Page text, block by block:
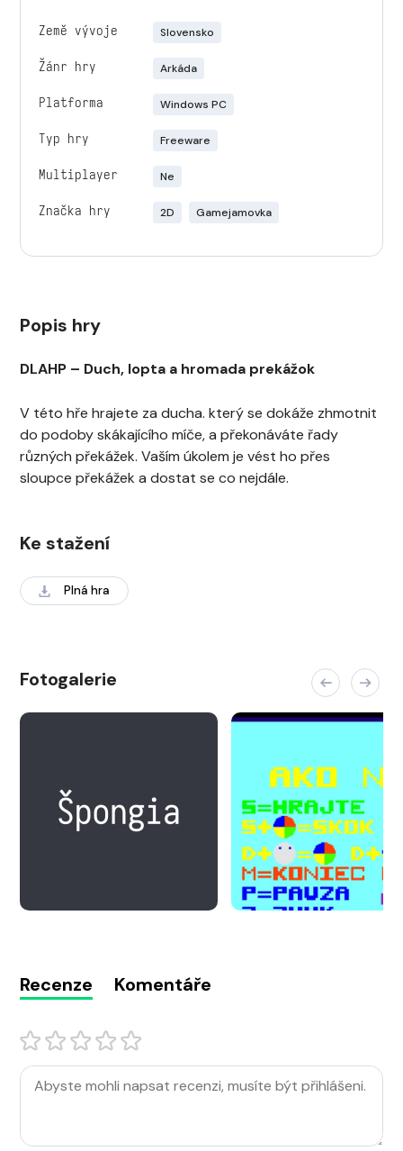
Země vývoje Slovensko
Žánr hry Arkáda
Platforma Windows PC
Typ hry Freeware
Multiplayer Ne
Značka hry 2D Gamejamovka
Popis hry
DLAHP – Duch, lopta a hromada prekážok
V této hře hrajete za ducha. který se dokáže zhmotnit
do podoby skákajícího míče, a překonáváte řady
různých překážek. Vaším úkolem je vést ho přes
sloupce překážek a dostat se co nejdále.
Ke stažení
Plná hra
Fotogalerie
Recenze Komentáře